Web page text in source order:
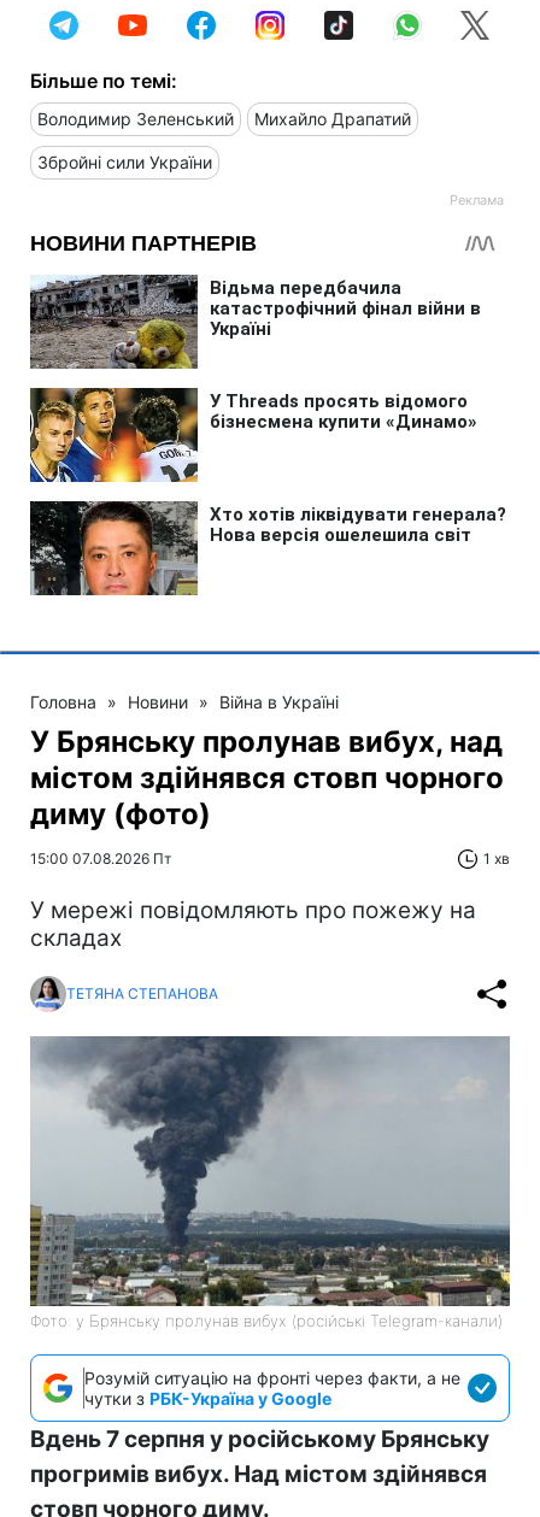
Більше по темі:
Володимир Зеленський Михайло Драпатий
Збройні сили України
Головна » Новини » Війна в Україні
У Брянську пролунав вибух, над
містом здійнявся стовп чорного
диму (фото)
15:00 07.08.2026 Пт 1 хв
У мережі повідомляють про пожежу на
складах
ТЕТЯНА СТЕПАНОВА
Фото: у Брянську пролунав вибух (російські Telegram-канали)
Розумій ситуацію на фронті через факти, а не
чутки з РБК-Україна у Google
Вдень 7 серпня у російському Брянську
прогримів вибух. Над містом здійнявся
стовп чорного диму.